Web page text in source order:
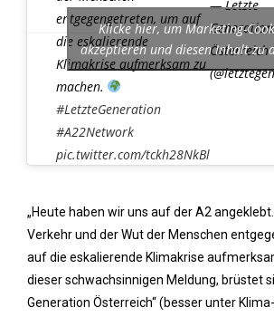
entgegengetreten, um auf
die eskalierende
Klimakrise aufmerksam zu
machen.
#LetzteGeneration
#A22Network
pic.twitter.com/tckh28NkBl
— Letzte
Generation
Österreich
Klicke hier, um Marketing-
akzeptieren und diesen Inhalt zu
„Heute haben wir uns auf der A2
Verkehr und der Wut der Menschen
auf die eskalierende Klimakrise
dieser schwachsinnigen Meldung, brüstet
Generation Österreich“ (besser unter